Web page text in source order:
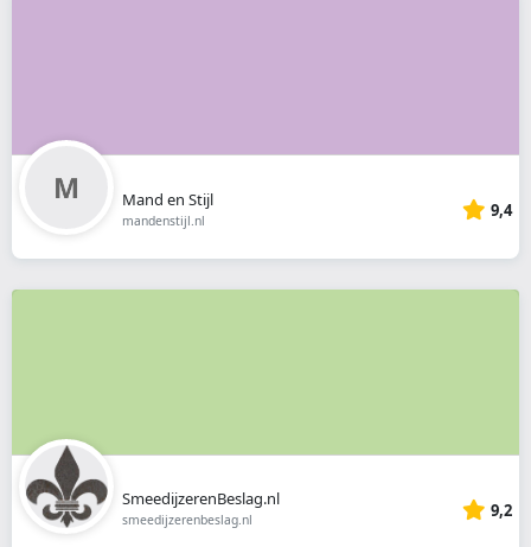
Mand en Stijl
mandenstijl.nl 9,4
SmeedijzerenBeslag.nl
smeedijzerenbeslag.nl 9,2